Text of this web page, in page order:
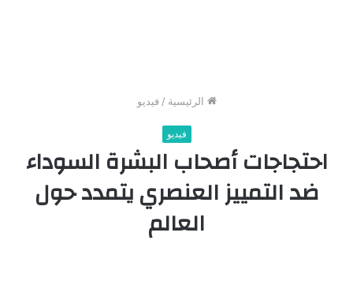
الرئيسية / فيديو
فيديو
احتجاجات أصحاب البشرة السوداء
ضد التمييز العنصري يتمدد حول
العالم